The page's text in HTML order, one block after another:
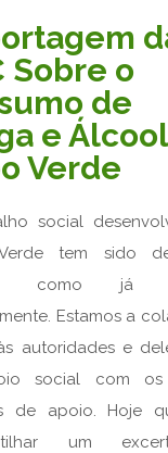
Sobre o
de
e
Verde
social
tem sido
como já
Estamos a
autoridades e
social com os
de apoio. Hoje
um